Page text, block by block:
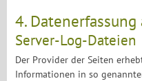
4.
Server-Log-Dateien
Der Provider der Seiten
Informationen in so